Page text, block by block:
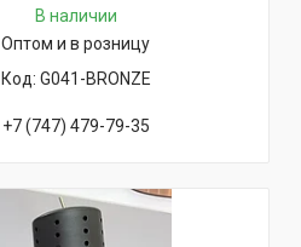
В наличии
Оптом и в розницу
G041-BRONZE
+7 (747) 479-79-35